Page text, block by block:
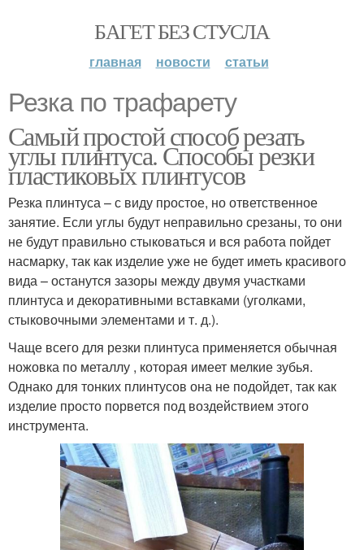
БАГЕТ БЕЗ СТУСЛА
главная новости статьи
Резка по трафарету
Самый простой способ резать
углы плинтуса. Способы резки
пластиковых плинтусов
Резка плинтуса – с виду простое, но ответственное
занятие. Если углы будут неправильно срезаны, то они
не будут правильно стыковаться и вся работа пойдет
насмарку, так как изделие уже не будет иметь красивого
вида – останутся зазоры между двумя участками
плинтуса и декоративными вставками (уголками,
стыковочными элементами и т. д.).
Чаще всего для резки плинтуса применяется обычная
ножовка по металлу , которая имеет мелкие зубья.
Однако для тонких плинтусов она не подойдет, так как
изделие просто порвется под воздействием этого
инструмента.